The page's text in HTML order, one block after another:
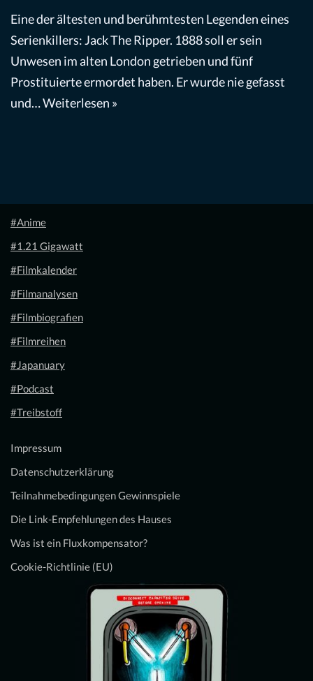
Eine der ältesten und berühmtesten Legenden eines
Serienkillers: Jack The Ripper. 1888 soll er sein
Unwesen im alten London getrieben und fünf
Prostituierte ermordet haben. Er wurde nie gefasst
und…Weiterlesen »
#Anime
#1.21 Gigawatt
#Filmkalender
#Filmanalysen
#Filmbiografien
#Filmreihen
#Japanuary
#Podcast
#Treibstoff
Impressum
Datenschutzerklärung
Teilnahmebedingungen Gewinnspiele
Die Link-Empfehlungen des Hauses
Was ist ein Fluxkompensator?
Cookie-Richtlinie (EU)